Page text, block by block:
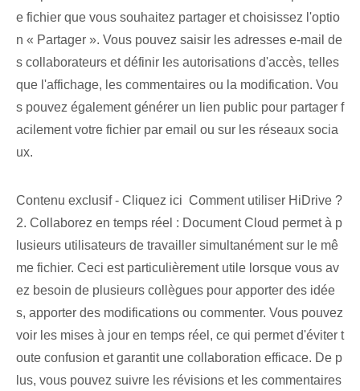
e ⁢fichier que vous souhaitez partager et choisissez l'optio
n « Partager ». Vous pouvez saisir les adresses e-mail de
s collaborateurs et définir les autorisations d'accès, telles
que l'affichage, les commentaires ou la modification. Vou
s pouvez également générer un lien public pour partager f
acilement votre fichier par email ou sur les réseaux socia
ux.
Contenu exclusif - Cliquez ici Comment utiliser HiDrive ?
2. Collaborez en temps réel : Document Cloud permet à p
lusieurs utilisateurs de travailler simultanément sur le mê
me fichier. Ceci est particulièrement utile lorsque vous av
ez besoin de plusieurs collègues pour apporter des idée
s, apporter des modifications ou commenter. ⁢Vous pouvez
voir les mises à jour en temps réel, ce qui permet d'éviter t
oute confusion et garantit une collaboration efficace. De p
lus, vous pouvez suivre les révisions et les commentaires